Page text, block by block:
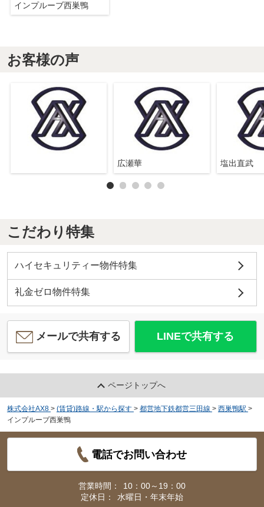
インプルーブ西巣鴨
お客様の声
広瀬華 塩出直武
こだわり特集
ハイセキュリティー物件特集
礼金ゼロ物件特集
メールで共有する LINEで共有する
ページトップへ
株式会社AX8 > (賃貸)路線・駅から探す > 都営地下鉄都営三田線 > 西巣鴨駅 >
インプルーブ西巣鴨
電話でお問い合わせ
営業時間：
10：00～19：00
定休日：
水曜日・年末年始